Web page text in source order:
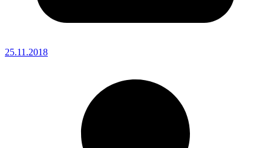
25.11.2018